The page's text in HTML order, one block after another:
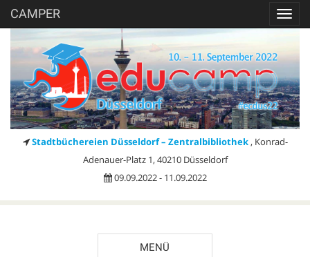
CAMPER
Stadtbüchereien Düsseldorf – Zentralbibliothek , Konrad-
Adenauer-Platz 1, 40210 Düsseldorf
09.09.2022 - 11.09.2022
MENÜ